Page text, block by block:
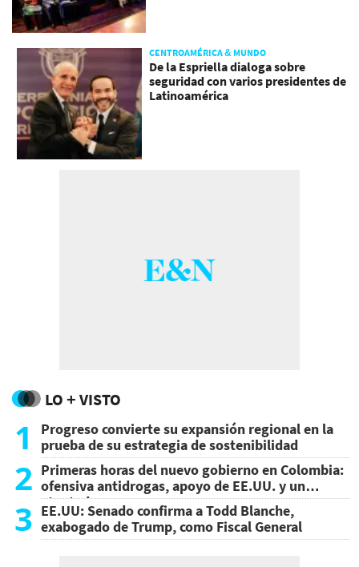
CENTROAMÉRICA & MUNDO
De la Espriella dialoga sobre
seguridad con varios presidentes de
Latinoamérica
LO + VISTO
1
Progreso convierte su expansión regional en la
prueba de su estrategia de sostenibilidad
2 Primeras horas del nuevo gobierno en Colombia:
ofensiva antidrogas, apoyo de EE.UU. y un
atentado
3 EE.UU: Senado confirma a Todd Blanche,
exabogado de Trump, como Fiscal General